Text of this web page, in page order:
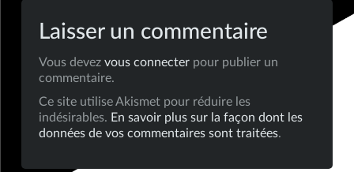
l’article
Laisser un commentaire
Vous devezvous connecter pour publier un
commentaire.
Ce site utilise Akismet pour réduire les
indésirables. En savoir plus sur la façon dont les
données de vos commentaires sont traitées.